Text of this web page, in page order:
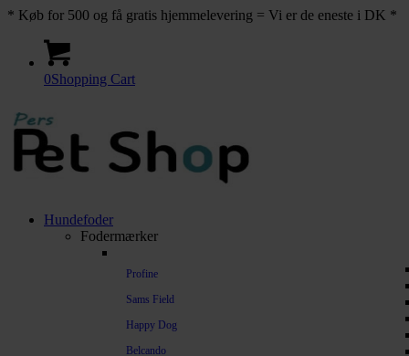
* Køb for 500 og få gratis hjemmelevering = Vi er de eneste i DK *
0Shopping Cart
Hundefoder
Fodermærker
Profine
Sams Field
Happy Dog
Belcando